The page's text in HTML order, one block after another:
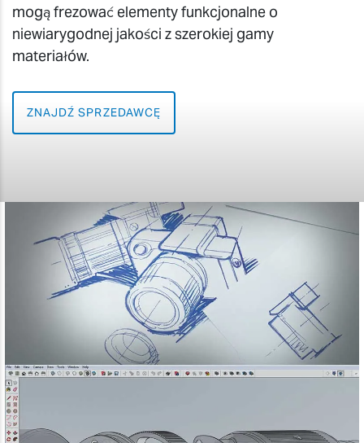
mogą frezować elementy funkcjonalne o
niewiarygodnej jakości z szerokiej gamy
materiałów.
ZNAJDŹ SPRZEDAWCĘ